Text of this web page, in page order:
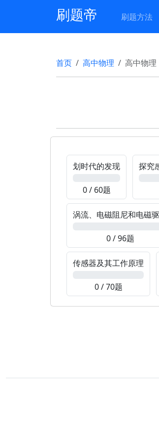
刷题帝 刷题方法
首页 高中物理 高中物理
划时代的发现
0 / 60题
探究
涡流、电磁阻尼和电磁
0 / 96题
传感器及其工作原理
0 / 70题